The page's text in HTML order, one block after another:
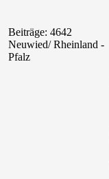
Beiträge: 4642
Neuwied/ Rheinland -
Pfalz